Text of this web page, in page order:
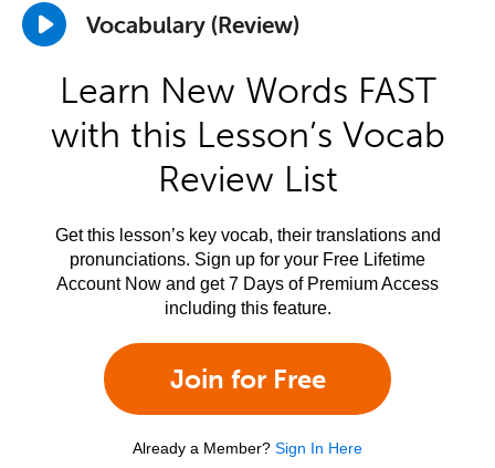
Vocabulary (Review)
Learn New Words FAST
with this Lesson’s Vocab
Review List
Get this lesson’s key vocab, their translations and
pronunciations. Sign up for your Free Lifetime
Account Now and get 7 Days of Premium Access
including this feature.
Join for Free
Already a Member? Sign In Here